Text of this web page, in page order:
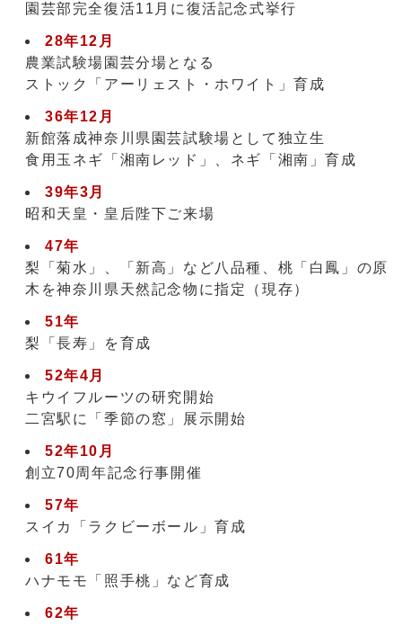
園芸部完全復活11月に復活記念式挙行
28年12月
農業試験場園芸分場となる
ストック「アーリェスト・ホワイト」育成
36年12月
新館落成神奈川県園芸試験場として独立生
食用玉ネギ「湘南レッド」、ネギ「湘南」育成
39年3月
昭和天皇・皇后陛下ご来場
47年
梨「菊水」、「新高」など八品種、桃「白鳳」の原
木を神奈川県天然記念物に指定（現存）
51年
梨「長寿」を育成
52年4月
キウイフルーツの研究開始
二宮駅に「季節の窓」展示開始
52年10月
創立70周年記念行事開催
57年
スイカ「ラクビーボール」育成
61年
ハナモモ「照手桃」など育成
62年